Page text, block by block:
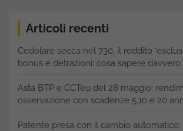
Articoli recenti
Cedolare secca nel 730, il reddito
bonus e detrazioni: cosa sapere davvero
Asta BTP e CCTeu del 28 maggio:
osservazione con scadenze 5,10 e 20
Patente presa con il cambio